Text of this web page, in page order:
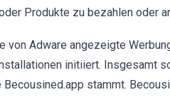
Produkte zu bezahlen oder
von Adware angezeigte
initiiert. Insgesamt
Becousined.app stammt.